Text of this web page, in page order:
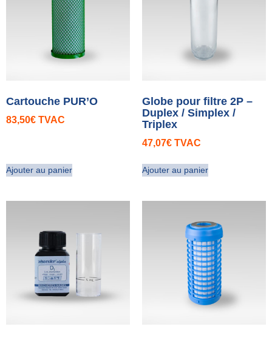
Cartouche PUR’O
83,50€ TVAC
Ajouter au panier
Globe pour filtre 2P –
Duplex / Simplex /
Triplex
47,07€ TVAC
Ajouter au panier